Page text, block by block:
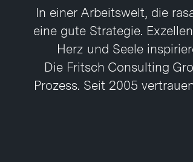
In einer Arbeitswelt, die
eine gute Strategie.
Herz und Seele
Die Fritsch Consulting
Prozess. Seit 2005